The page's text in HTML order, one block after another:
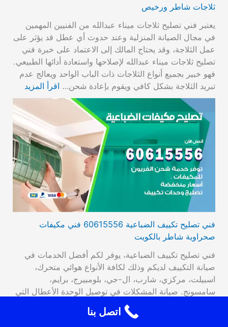
ثلاجات شاطر ورخيص
يعتبر فني تصليح ثلاجات ميناء عبدالله من الفنيين المهمين
في مجال الصيانة المنزلية وعند حدوث أي عطل قد يؤثر على
عمل الثلاجة، وقد يحتاج المالك إلى الاعتماد على خبرة فني
تصليح ثلاجات ميناء عبدالله لإصلاحها واستعادة أدائها الطبيعي.
فهو خبير بجميع أنواع الثلاجات ذات الباب الواحد ويعالج عدم
تبريد الثلاجة بشكل كافي ويقوم بإعادة شحن… اقرأ المزيد
فني تصليح تكييف الضباعية 60615556 فني مكيفات
صحراوية شاطر بالكويت
فني تصليح تكييف الضباعية، يوفر لكم أفضل الخدمات في
صيانة التكييف لديكم وذلك لكافة الأنواع هوائي متحرك،
اسبيلت، مركزي، شارب، ال-جي، بلومبيرج، برايم،
سامسونج. صيانة المشكلات في توصيل الوحدة الأعطال التي
تصيب الترموستات، تراكم الجليد، وأيضا تبديل القطع القديمة
بقطع جديدة عالية الأداء والجودة، فحص مستوى الغاز من
اتصل بنا